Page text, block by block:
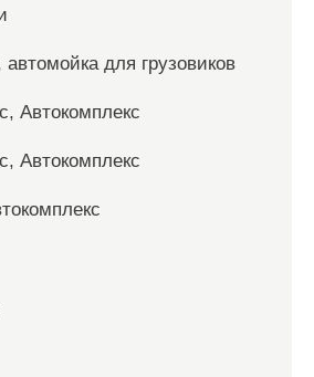
для грузовиков
Автокомплекс
Автокомплекс